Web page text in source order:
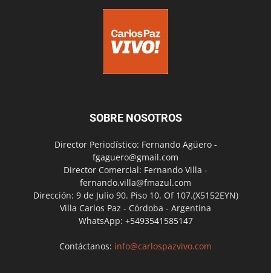
SOBRE NOSOTROS
Director Periodístico: Fernando Agüero -
fgaguero@gmail.com
Director Comercial: Fernando Villa -
fernando.villa@fmazul.com
Dirección: 9 de Julio 90. Piso 10. Of 107.(X5152EYN)
Villa Carlos Paz - Córdoba - Argentina
WhatsApp: +5493541585147
Contáctanos: info@carlospazvivo.com